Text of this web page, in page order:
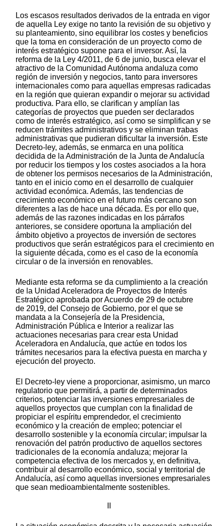
Los escasos resultados derivados de la entrada en vigor
de aquella Ley exige no tanto la revisión de su objetivo y
su planteamiento, sino equilibrar los costes y beneficios
que la toma en consideración de un proyecto como de
interés estratégico supone para el inversor. Así, la
reforma de la Ley 4/2011, de 6 de junio, busca elevar el
atractivo de la Comunidad Autónoma andaluza como
región de inversión y negocios, tanto para inversores
internacionales como para aquellas empresas radicadas
en la región que quieran expandir o mejorar su actividad
productiva. Para ello, se clarifican y amplían las
categorías de proyectos que pueden ser declarados
como de interés estratégico, así como se simplifican y se
reducen trámites administrativos y se eliminan trabas
administrativas que pudieran dificultar la inversión. Este
Decreto-ley, además, se enmarca en una política
decidida de la Administración de la Junta de Andalucía
por reducir los tiempos y los costes asociados a la hora
de obtener los permisos necesarios de la Administración,
tanto en el inicio como en el desarrollo de cualquier
actividad económica. Además, las tendencias de
crecimiento económico en el futuro más cercano son
diferentes a las de hace una década. Es por ello que,
además de las razones indicadas en los párrafos
anteriores, se considere oportuna la ampliación del
ámbito objetivo a proyectos de inversión de sectores
productivos que serán estratégicos para el crecimiento en
la siguiente década, como es el caso de la economía
circular o de la inversión en renovables.
Mediante esta reforma se da cumplimiento a la creación
de la Unidad Aceleradora de Proyectos de Interés
Estratégico aprobada por Acuerdo de 29 de octubre
de 2019, del Consejo de Gobierno, por el que se
mandata a la Consejería de la Presidencia,
Administración Pública e Interior a realizar las
actuaciones necesarias para crear esta Unidad
Aceleradora en Andalucía, que actúe en todos los
trámites necesarios para la efectiva puesta en marcha y
ejecución del proyecto.
El Decreto-ley viene a proporcionar, asimismo, un marco
regulatorio que permitirá, a partir de determinados
criterios, potenciar las inversiones empresariales de
aquellos proyectos que cumplan con la finalidad de
propiciar el espíritu emprendedor, el crecimiento
económico y la creación de empleo; potenciar el
desarrollo sostenible y la economía circular; impulsar la
renovación del patrón productivo de aquellos sectores
tradicionales de la economía andaluza; mejorar la
competencia efectiva de los mercados y, en definitiva,
contribuir al desarrollo económico, social y territorial de
Andalucía, así como aquellas inversiones empresariales
que sean medioambientalmente sostenibles.